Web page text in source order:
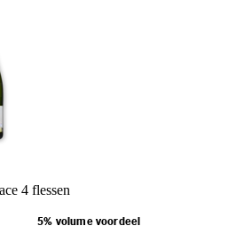
4 flessen
5% volume voordeel